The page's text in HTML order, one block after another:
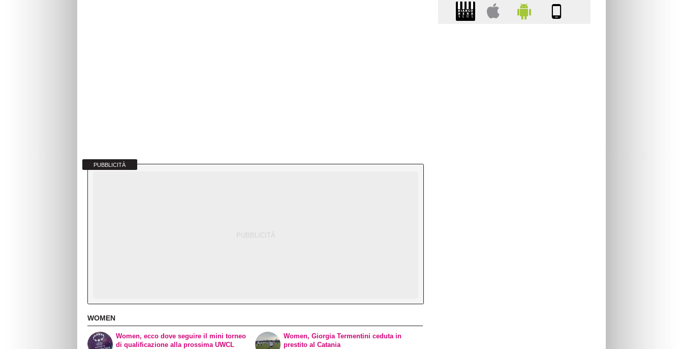
PUBBLICITÀ
WOMEN
Women, ecco dove seguire il mini torneo
di qualificazione alla prossima UWCL
Women, Giorgia Termentini ceduta in
prestito al Catania